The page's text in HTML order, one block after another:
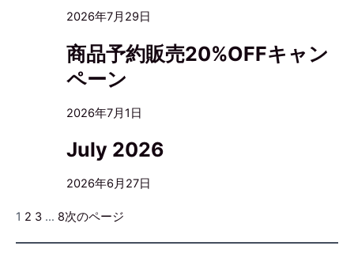
2026年7月29日
商品予約販売20%OFFキャン
ペーン
2026年7月1日
July 2026
2026年6月27日
1 2 3 … 8次のページ